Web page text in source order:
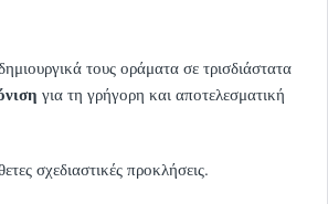
τους οράματα σε τρισδιάστατα
για τη γρήγορη και αποτελεσματική
σχεδιαστικές προκλήσεις.